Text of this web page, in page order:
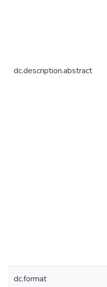
dc.description.abstract
dc.format